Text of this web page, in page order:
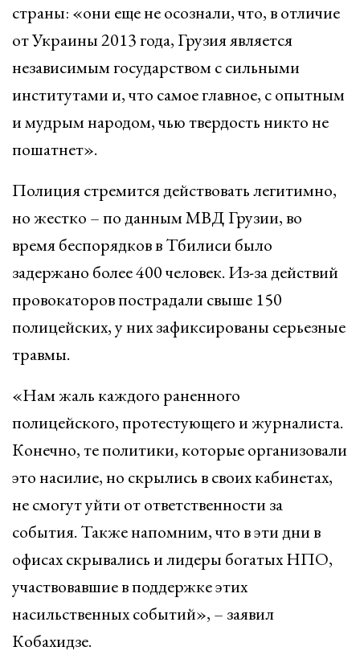
страны: «они еще не осознали, что, в отличие
от Украины 2013 года, Грузия является
независимым государством с сильными
институтами и, что самое главное, с опытным
и мудрым народом, чью твердость никто не
пошатнет».
Полиция стремится действовать легитимно,
но жестко – по данным МВД Грузии, во
время беспорядков в Тбилиси было
задержано более 400 человек. Из-за действий
провокаторов пострадали свыше 150
полицейских, у них зафиксированы серьезные
травмы.
«Нам жаль каждого раненного
полицейского, протестующего и журналиста.
Конечно, те политики, которые организовали
это насилие, но скрылись в своих кабинетах,
не смогут уйти от ответственности за
события. Также напомним, что в эти дни в
офисах скрывались и лидеры богатых НПО,
участвовавшие в поддержке этих
насильственных событий», – заявил
Кобахидзе.